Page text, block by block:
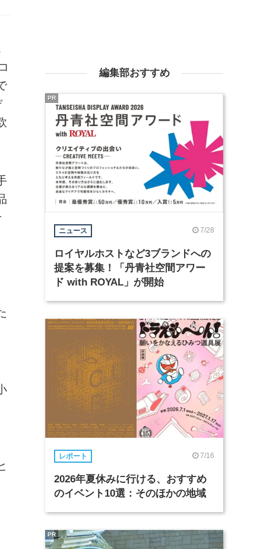
編集部おすすめ
ニュース 7/28
ロイヤルホストなど3ブランドへの
提案を募集！「丹青社空間アワー
ド with ROYAL」が開始
PR
レポート 7/16
2026年夏休みに行ける、おすすめ
のイベント10選：そのほかの地域
PR